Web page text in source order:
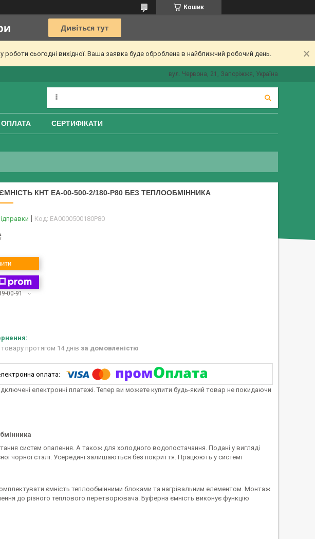
Кошик
сьогодні вихідної. Ваша заявка буде оброблена в найближчий робочий день.
вул. Червона, 21, Запоріжжя, Україна
СЕРТИФІКАТИ
КНТ ЕА-00-500-2/180-P80 БЕЗ ТЕПЛООБМІННИКА
Код: ЕА0000500180P80
00-91
протягом 14 днів за домовленістю
електронні платежі. Тепер ви можете купити будь-який товар не покидаючи
систем опалення. А також для холодного водопостачання. Подані у вигляді
чорної сталі. Усередині залишаються без покриття. Працюють у системі
ємність теплообмінними блоками та нагрівальним елементом. Монтаж
до різного теплового перетворювача. Буферна ємність виконує функцію